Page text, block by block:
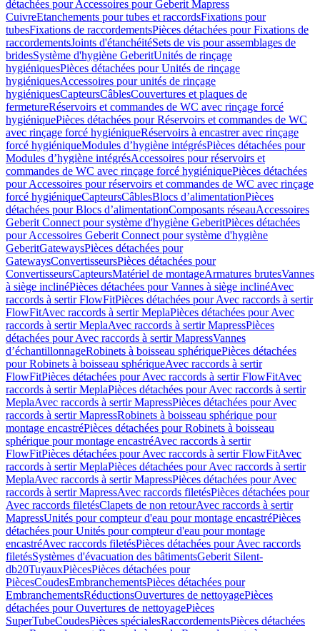
détachées pour Accessoires pour Geberit Mapress
CuivreEtanchements pour tubes et raccordsFixations pour
tubesFixations de raccordementsPièces détachées pour Fixations de
raccordementsJoints d'étanchéitéSets de vis pour assemblages de
bridesSystème d'hygiène GeberitUnités de rinçage
hygiéniquesPièces détachées pour Unités de rinçage
hygiéniquesAccessoires pour unités de rinçage
hygiéniquesCapteursCâblesCouvertures et plaques de
fermetureRéservoirs et commandes de WC avec rinçage forcé
hygiéniquePièces détachées pour Réservoirs et commandes de WC
avec rinçage forcé hygiéniqueRéservoirs à encastrer avec rinçage
forcé hygiéniqueModules d’hygiène intégrésPièces détachées pour
Modules d’hygiène intégrésAccessoires pour réservoirs et
commandes de WC avec rinçage forcé hygiéniquePièces détachées
pour Accessoires pour réservoirs et commandes de WC avec rinçage
forcé hygiéniqueCapteursCâblesBlocs d’alimentationPièces
détachées pour Blocs d’alimentationComposants réseauAccessoires
Geberit Connect pour système d'hygiène GeberitPièces détachées
pour Accessoires Geberit Connect pour système d'hygiène
GeberitGatewaysPièces détachées pour
GatewaysConvertisseursPièces détachées pour
ConvertisseursCapteursMatériel de montageArmatures brutesVannes
à siège inclinéPièces détachées pour Vannes à siège inclinéAvec
raccords à sertir FlowFitPièces détachées pour Avec raccords à sertir
FlowFitAvec raccords à sertir MeplaPièces détachées pour Avec
raccords à sertir MeplaAvec raccords à sertir MapressPièces
détachées pour Avec raccords à sertir MapressVannes
d’échantillonnageRobinets à boisseau sphériquePièces détachées
pour Robinets à boisseau sphériqueAvec raccords à sertir
FlowFitPièces détachées pour Avec raccords à sertir FlowFitAvec
raccords à sertir MeplaPièces détachées pour Avec raccords à sertir
MeplaAvec raccords à sertir MapressPièces détachées pour Avec
raccords à sertir MapressRobinets à boisseau sphérique pour
montage encastréPièces détachées pour Robinets à boisseau
sphérique pour montage encastréAvec raccords à sertir
FlowFitPièces détachées pour Avec raccords à sertir FlowFitAvec
raccords à sertir MeplaPièces détachées pour Avec raccords à sertir
MeplaAvec raccords à sertir MapressPièces détachées pour Avec
raccords à sertir MapressAvec raccords filetésPièces détachées pour
Avec raccords filetésClapets de non retourAvec raccords à sertir
MapressUnités pour compteur d'eau pour montage encastréPièces
détachées pour Unités pour compteur d'eau pour montage
encastréAvec raccords filetésPièces détachées pour Avec raccords
filetésSystèmes d'évacuation des bâtimentsGeberit Silent-
db20TuyauxPiècesPièces détachées pour
PiècesCoudesEmbranchementsPièces détachées pour
EmbranchementsRéductionsOuvertures de nettoyagePièces
détachées pour Ouvertures de nettoyagePièces
SuperTubeCoudesPièces spécialesRaccordementsPièces détachées